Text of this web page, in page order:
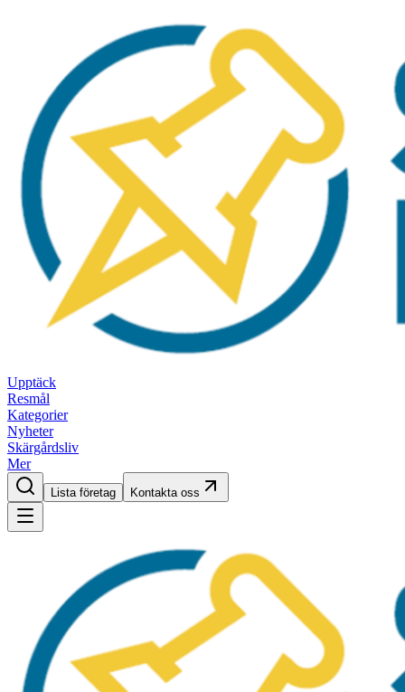
Upptäck
Resmål
Kategorier
Nyheter
Skärgårdsliv
Mer
Lista företag Kontakta oss